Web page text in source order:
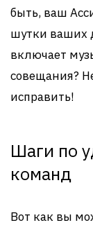
быть, ваш
шутки ваших
включает
совещания?
исправить!
Шаги по
команд
Вот как вы